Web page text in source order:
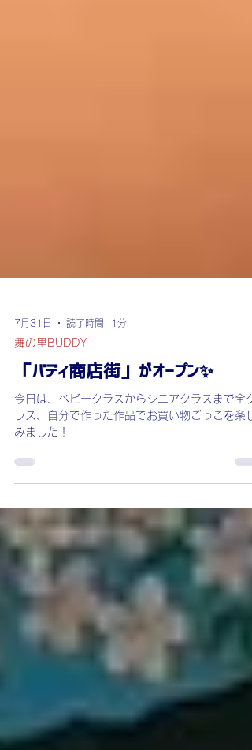
7月31日 読了時間: 1分
舞の里BUDDY
「バディ商店街」がオープン✨
ラス、自分で作った作品でお買い物ごっこを楽し